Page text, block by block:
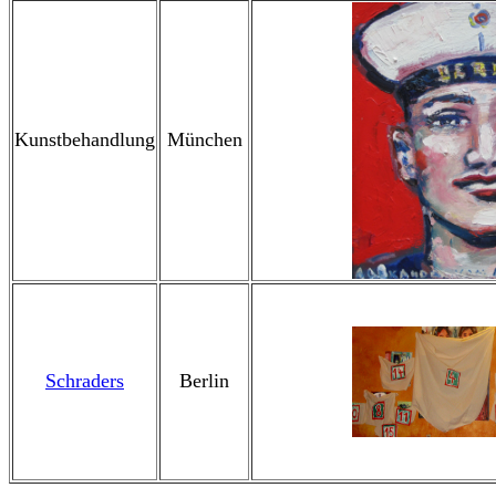
Kunstbehandlung München
Schraders Berlin